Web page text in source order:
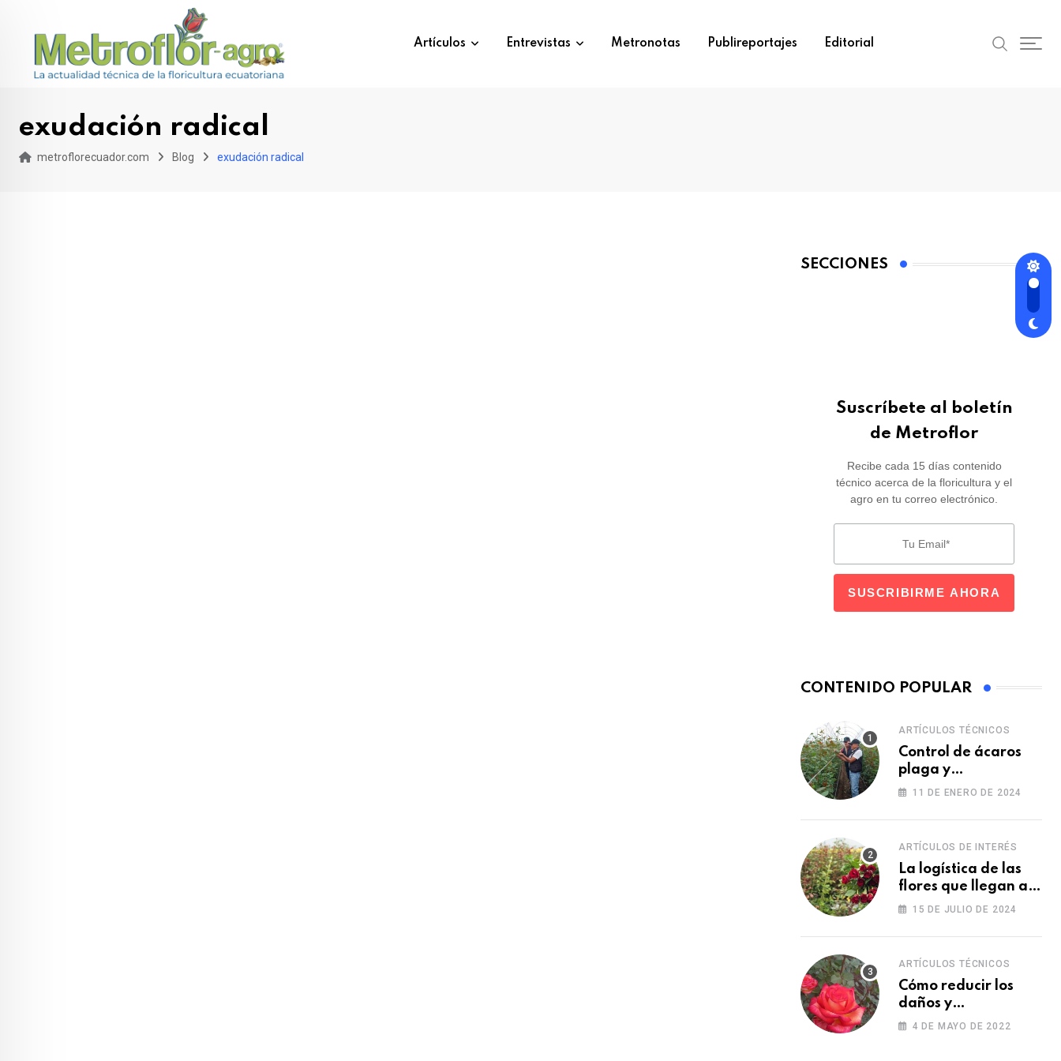
Artículos Entrevistas Metronotas Publireportajes Editorial
exudación radical
metroflorecuador.com Blog exudación radical
SECCIONES
Suscríbete al boletín
de Metroflor
Recibe cada 15 días contenido
técnico acerca de la floricultura y el
agro en tu correo electrónico.
CONTENIDO POPULAR
ARTÍCULOS TÉCNICOS
Control de ácaros
plaga y
fortalecimiento de
11 DE ENERO DE 2024
ARTÍCULOS DE INTERÉS
La logística de las
flores que llegan a
los Estados Unidos
15 DE JULIO DE 2024
ARTÍCULOS TÉCNICOS
Cómo reducir los
daños y
afectaciones
4 DE MAYO DE 2022